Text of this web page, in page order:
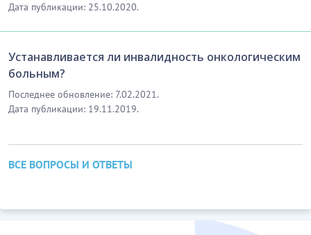
Дата публикации: 25.10.2020.
Устанавливается ли инвалидность онкологическим
больным?
Последнее обновление: 7.02.2021.
Дата публикации: 19.11.2019.
ВСЕ ВОПРОСЫ И ОТВЕТЫ